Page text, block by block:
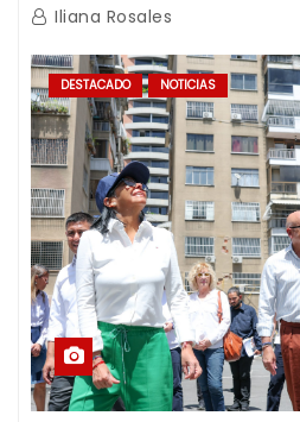
Iliana Rosales
DESTACADO NOTICIAS